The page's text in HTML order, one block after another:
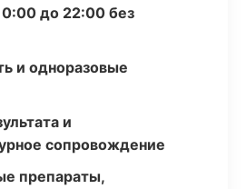
до 22:00 без
и одноразовые
и
сопровождение
препараты,